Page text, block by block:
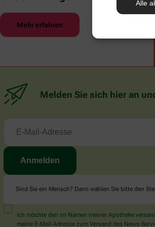
Alle
Mehr erfahren
Melden Sie sich hier an
Sind Sie ein Mensch? Dann wählen Sie bitte den
Ich möchte den im Namen meiner Apotheke
meine E-Mail-Adresse zum Versand des News-